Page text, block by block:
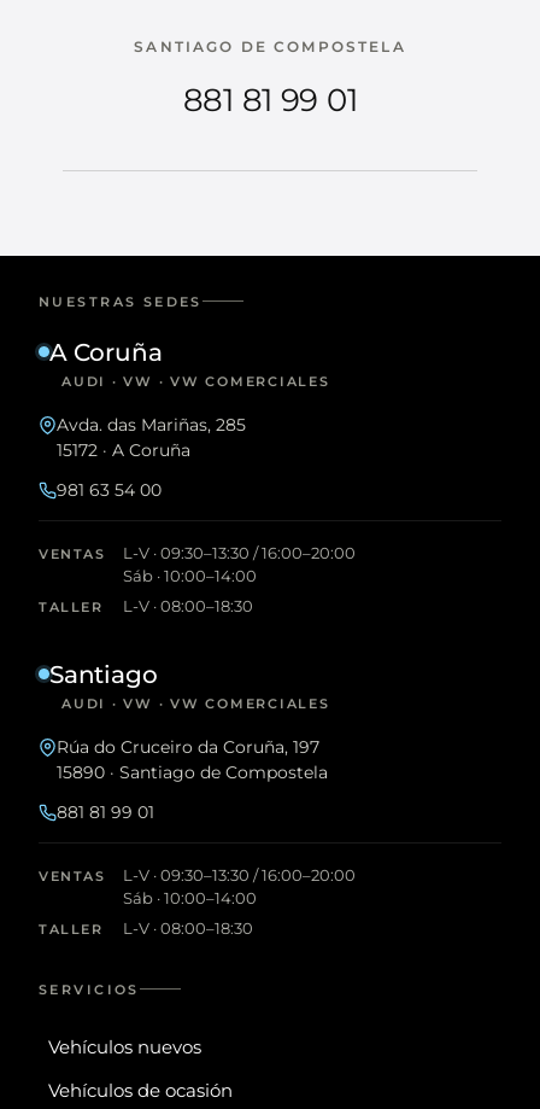
SANTIAGO DE COMPOSTELA
881 81 99 01
NUESTRAS SEDES
A Coruña
AUDI · VW · VW COMERCIALES
Avda. das Mariñas, 285
15172 · A Coruña
981 63 54 00
VENTAS
L-V · 09:30–13:30 / 16:00–20:00
Sáb · 10:00–14:00
TALLER L-V · 08:00–18:30
Santiago
AUDI · VW · VW COMERCIALES
Rúa do Cruceiro da Coruña, 197
15890 · Santiago de Compostela
881 81 99 01
VENTAS
L-V · 09:30–13:30 / 16:00–20:00
Sáb · 10:00–14:00
TALLER L-V · 08:00–18:30
SERVICIOS
Vehículos nuevos
Vehículos de ocasión